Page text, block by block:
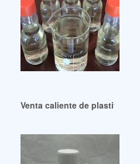
Venta caliente de